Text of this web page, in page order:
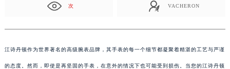
次 VACHERON
江诗丹顿作为世界著名的高级腕表品牌，其手表的每一个细节都凝聚着精湛的工艺与严谨
的态度。然而，即使是再坚固的手表，在意外的情况下也可能受到损伤。当您的江诗丹顿